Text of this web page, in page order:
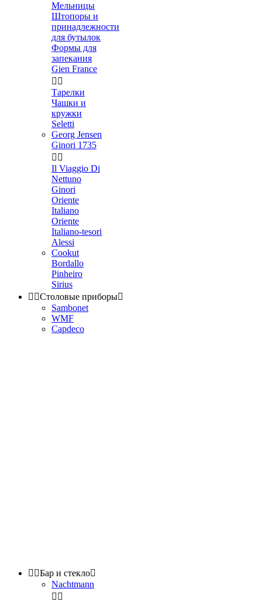
Мельницы
Штопоры и
принадлежности
для бутылок
Формы для
запекания
Gien France
 
Тарелки
Чашки и
кружки
Seletti
Georg Jensen
Ginori 1735
 
Il Viaggio Di
Nettuno
Ginori
Oriente
Italiano
Oriente
Italiano-tesori
Alessi
Cookut
Bordallo
Pinheiro
Sirius
 Столовые приборы
Sambonet
WMF
Capdeco
 Бар и стекло
Nachtmann
 